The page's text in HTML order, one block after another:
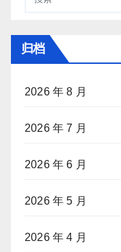
归档
2026 年 8 月
2026 年 7 月
2026 年 6 月
2026 年 5 月
2026 年 4 月